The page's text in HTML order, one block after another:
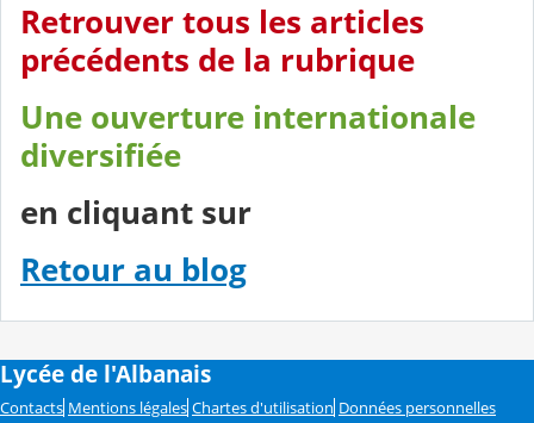
Retrouver tous les articles
précédents de la rubrique
Une ouverture internationale
diversifiée
en cliquant sur
Retour au blog
Lycée de l'Albanais
Contacts Mentions légales Chartes d'utilisation Données personnelles